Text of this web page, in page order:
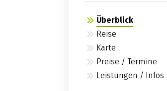
Überblick
Reise
Karte
Preise / Termine
Leistungen / Infos